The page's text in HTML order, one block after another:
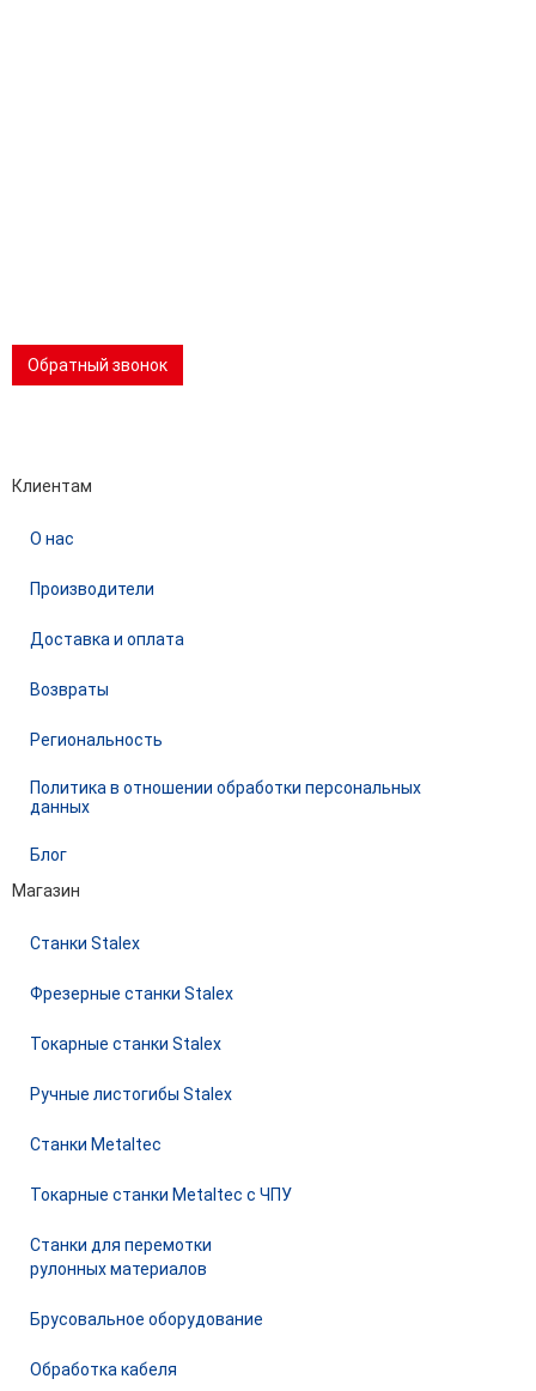
Обратный звонок
Клиентам
О нас
Производители
Доставка и оплата
Возвраты
Региональность
Политика в отношении обработки персональных
данных
Блог
Магазин
Станки Stalex
Фрезерные станки Stalex
Токарные станки Stalex
Ручные листогибы Stalex
Станки Metaltec
Токарные станки Metaltec с ЧПУ
Станки для перемотки
рулонных материалов
Брусовальное оборудование
Обработка кабеля